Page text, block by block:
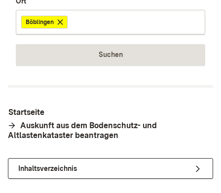
Böblingen
Suchen
Startseite
Auskunft aus dem Bodenschutz- und
Altlastenkataster beantragen
Inhaltsverzeichnis